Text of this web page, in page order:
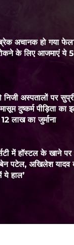
अचानक हो गया
के लिए आजमाएं ये
निजी अस्पतालों पर
दुष्कर्म पीड़िता का
लाख का जुर्माना
में हॉस्टल के खाने
पटेल, अखिलेश
ये हाल’